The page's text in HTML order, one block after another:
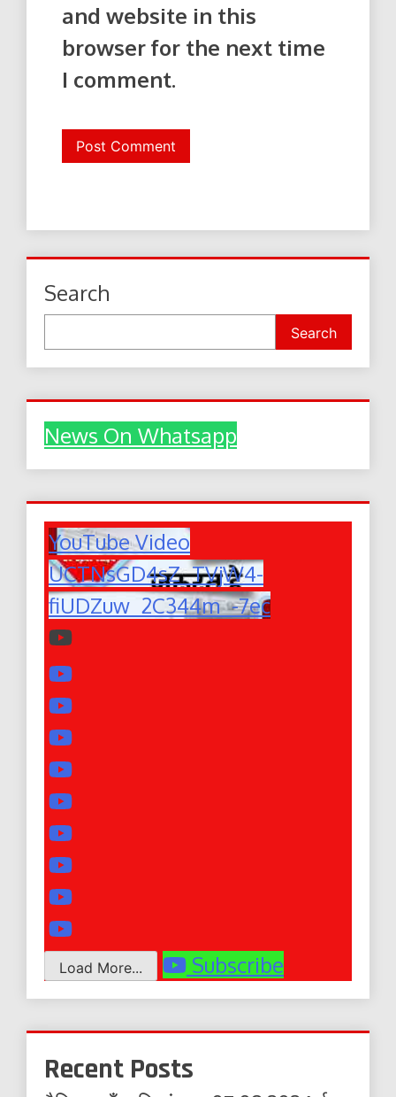
and website in this
browser for the next time
I comment.
Search
Search
News On Whatsapp
YouTube Video
UCTNsGD4sZ_TVjW4-
fiUDZuw_2C344m_-7ec
Load More... Subscribe
Recent Posts